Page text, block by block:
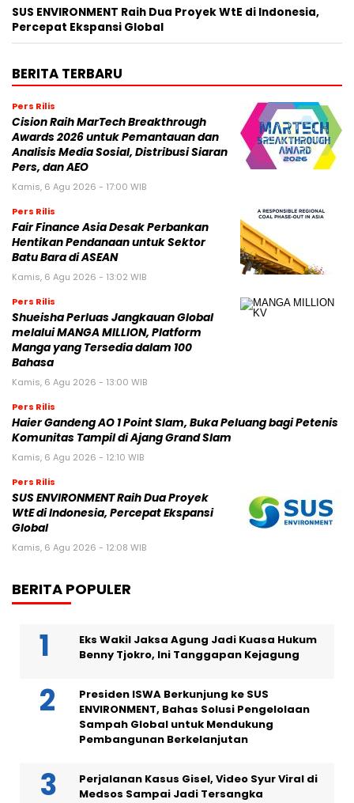
SUS ENVIRONMENT Raih Dua Proyek WtE di Indonesia,
Percepat Ekspansi Global
BERITA TERBARU
Pers Rilis
Cision Raih MarTech Breakthrough
Awards 2026 untuk Pemantauan dan
Analisis Media Sosial, Distribusi Siaran
Pers, dan AEO
Kamis, 6 Agu 2026 - 17:00 WIB
Pers Rilis
Fair Finance Asia Desak Perbankan
Hentikan Pendanaan untuk Sektor
Batu Bara di ASEAN
Kamis, 6 Agu 2026 - 13:02 WIB
Pers Rilis
Shueisha Perluas Jangkauan Global
melalui MANGA MILLION, Platform
Manga yang Tersedia dalam 100
Bahasa
Kamis, 6 Agu 2026 - 13:00 WIB
Pers Rilis
Haier Gandeng AO 1 Point Slam, Buka Peluang bagi Petenis
Komunitas Tampil di Ajang Grand Slam
Kamis, 6 Agu 2026 - 12:10 WIB
Pers Rilis
SUS ENVIRONMENT Raih Dua Proyek
WtE di Indonesia, Percepat Ekspansi
Global
Kamis, 6 Agu 2026 - 12:08 WIB
BERITA POPULER
Eks Wakil Jaksa Agung Jadi Kuasa Hukum
Benny Tjokro, Ini Tanggapan Kejagung
Presiden ISWA Berkunjung ke SUS
ENVIRONMENT, Bahas Solusi Pengelolaan
Sampah Global untuk Mendukung
Pembangunan Berkelanjutan
Perjalanan Kasus Gisel, Video Syur Viral di
Medsos Sampai Jadi Tersangka